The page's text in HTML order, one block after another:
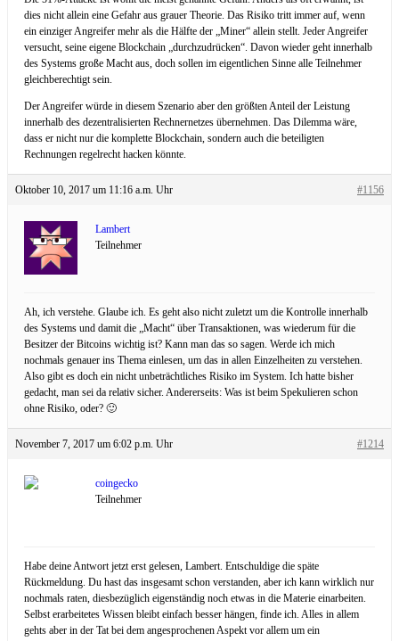
dies nicht allein eine Gefahr aus grauer Theorie. Das Risiko tritt immer auf, wenn
ein einziger Angreifer mehr als die Hälfte der „Miner“ allein stellt. Jeder Angreifer
versucht, seine eigene Blockchain „durchzudrücken“. Davon wieder geht innerhalb
des Systems große Macht aus, doch sollen im eigentlichen Sinne alle Teilnehmer
gleichberechtigt sein.
Der Angreifer würde in diesem Szenario aber den größten Anteil der Leistung
innerhalb des dezentralisierten Rechnernetzes übernehmen. Das Dilemma wäre,
dass er nicht nur die komplette Blockchain, sondern auch die beteiligten
Rechnungen regelrecht hacken könnte.
Oktober 10, 2017 um 11:16 a.m. Uhr #1156
Lambert
Teilnehmer
Ah, ich verstehe. Glaube ich. Es geht also nicht zuletzt um die Kontrolle innerhalb
des Systems und damit die „Macht“ über Transaktionen, was wiederum für die
Besitzer der Bitcoins wichtig ist? Kann man das so sagen. Werde ich mich
nochmals genauer ins Thema einlesen, um das in allen Einzelheiten zu verstehen.
Also gibt es doch ein nicht unbeträchtliches Risiko im System. Ich hatte bisher
gedacht, man sei da relativ sicher. Andererseits: Was ist beim Spekulieren schon
ohne Risiko, oder? 🙂
November 7, 2017 um 6:02 p.m. Uhr #1214
coingecko
Teilnehmer
Habe deine Antwort jetzt erst gelesen, Lambert. Entschuldige die späte
Rückmeldung. Du hast das insgesamt schon verstanden, aber ich kann wirklich nur
nochmals raten, diesbezüglich eigenständig noch etwas in die Materie einarbeiten.
Selbst erarbeitetes Wissen bleibt einfach besser hängen, finde ich. Alles in allem
gehts aber in der Tat bei dem angesprochenen Aspekt vor allem um ein